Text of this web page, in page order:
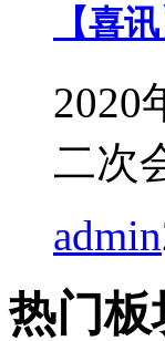
【喜
2020
二次
admin
热门板